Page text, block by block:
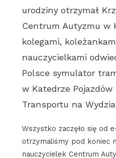
urodziny otrzymał
Centrum Autyzmu w
kolegami,
nauczycielkami
Polsce symulator
w Katedrze
Transportu na
Wszystko zaczęło się od
otrzymaliśmy pod koniec
nauczycielek Centrum